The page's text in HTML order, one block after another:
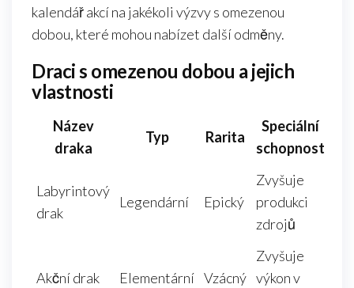
kalendář akcí na jakékoli výzvy s omezenou
dobou, které mohou nabízet další odměny.
Draci s omezenou dobou a jejich
vlastnosti
Název
draka
Typ Rarita
Speciální
schopnost
Labyrintový
drak
Legendární Epický
Zvyšuje
produkci
zdrojů
Akční drak Elementární Vzácný
Zvyšuje
výkon v